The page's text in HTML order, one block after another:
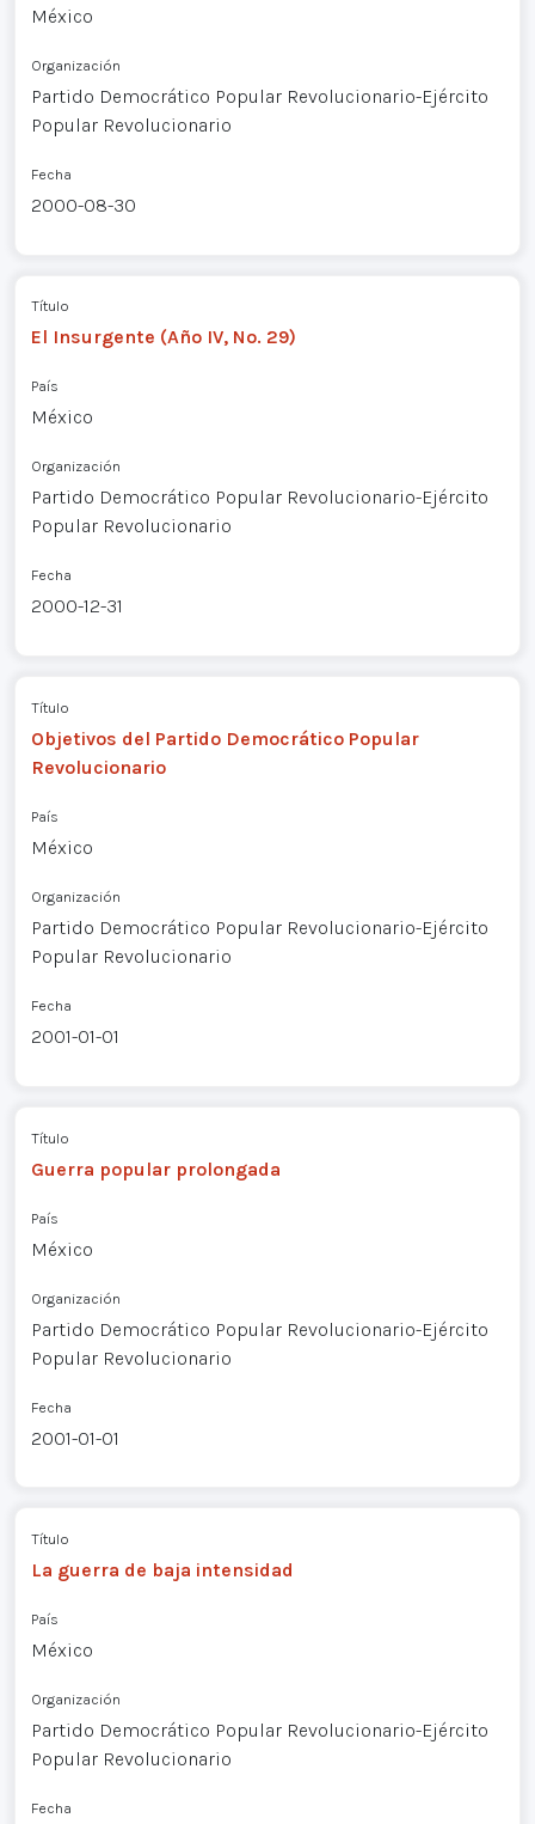
México
Organización
Partido Democrático Popular Revolucionario-Ejército
Popular Revolucionario
Fecha
2000-08-30
Título
El Insurgente (Año IV, No. 29)
País
México
Organización
Partido Democrático Popular Revolucionario-Ejército
Popular Revolucionario
Fecha
2000-12-31
Título
Objetivos del Partido Democrático Popular
Revolucionario
País
México
Organización
Partido Democrático Popular Revolucionario-Ejército
Popular Revolucionario
Fecha
2001-01-01
Título
Guerra popular prolongada
País
México
Organización
Partido Democrático Popular Revolucionario-Ejército
Popular Revolucionario
Fecha
2001-01-01
Título
La guerra de baja intensidad
País
México
Organización
Partido Democrático Popular Revolucionario-Ejército
Popular Revolucionario
Fecha